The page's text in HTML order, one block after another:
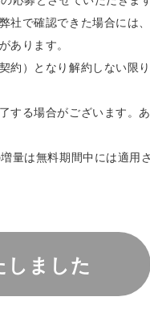
社で確認できた場合には
あります。
約）となり解約しない限
する場合がございます。
量は無料期間中には適用さ
ました